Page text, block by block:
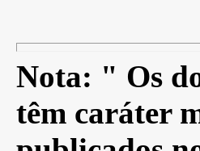
Nota: " Os
têm caráter